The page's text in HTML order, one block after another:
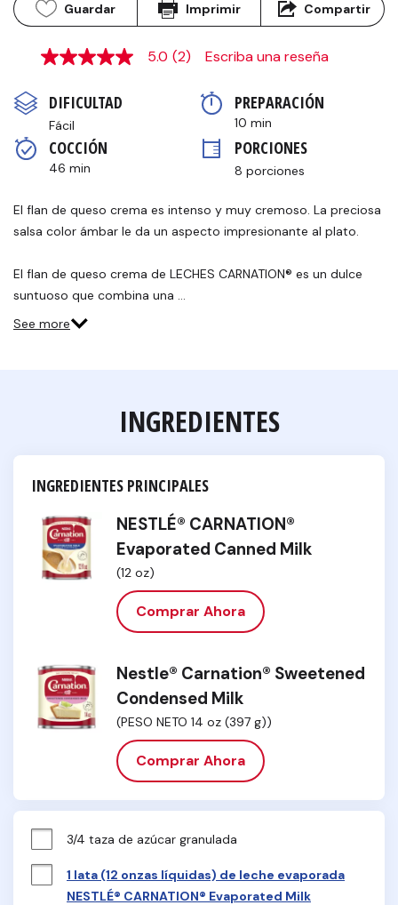
Guardar Imprimir Compartir
5.0
estrellas,
valor
medio
de
valoración.
Read
Reviews.
Enlace
en
página.
5.0 (2) Escriba una reseña
DIFICULTAD
Fácil
PREPARACIÓN
10 min
COCCIÓN
46 min
PORCIONES
8 porciones
El flan de queso crema es intenso y muy cremoso. La preciosa
salsa color ámbar le da un aspecto impresionante al plato.
El flan de queso crema de LECHES CARNATION® es un dulce
suntuoso que combina una …
See more
INGREDIENTES
INGREDIENTES PRINCIPALES
NESTLÉ® CARNATION®
Evaporated Canned Milk
(12 oz)
Comprar Ahora
Nestle® Carnation® Sweetened
Condensed Milk
(PESO NETO 14 oz (397 g))
Comprar Ahora
3/4 taza de azúcar granulada
1 lata (12 onzas líquidas) de leche evaporada
NESTLÉ® CARNATION® Evaporated Milk